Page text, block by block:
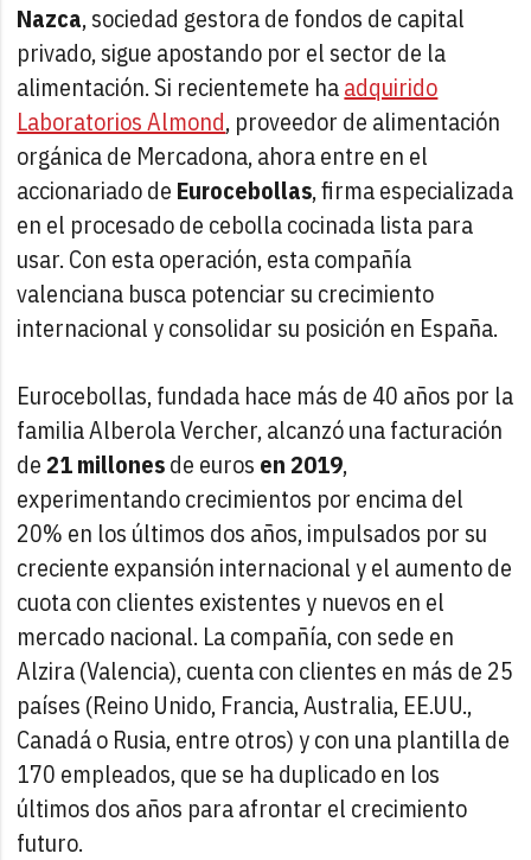
Nazca, sociedad gestora de fondos de capital
privado, sigue apostando por el sector de la
alimentación. Si recientemete haadquirido
Laboratorios Almond, proveedor de alimentación
orgánica de Mercadona, ahora entre en el
accionariado de Eurocebollas, firma especializada
en el procesado de cebolla cocinada lista para
usar. Con esta operación, esta compañía
valenciana busca potenciar su crecimiento
internacional y consolidar su posición en España.
Eurocebollas, fundada hace más de 40 años por la
familia Alberola Vercher, alcanzó una facturación
de21 millonesde euros en 2019,
experimentando crecimientos por encima del
20% en los últimos dos años, impulsados por su
creciente expansión internacional y el aumento de
cuota con clientes existentes y nuevos en el
mercado nacional. La compañía, con sede en
Alzira (Valencia), cuenta con clientes en más de 25
países (Reino Unido, Francia, Australia, EE.UU.,
Canadá o Rusia, entre otros) y con una plantilla de
170 empleados, que se ha duplicado en los
últimos dos años para afrontar el crecimiento
futuro.